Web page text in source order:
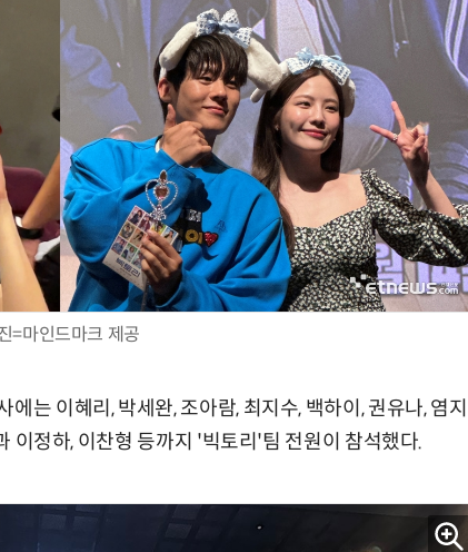
=마인드마크 제공
는 이혜리, 박세완, 조아람, 최지수, 백하이, 권유나, 염지
이정하, 이찬형 등까지 '빅토리'팀 전원이 참석했다.